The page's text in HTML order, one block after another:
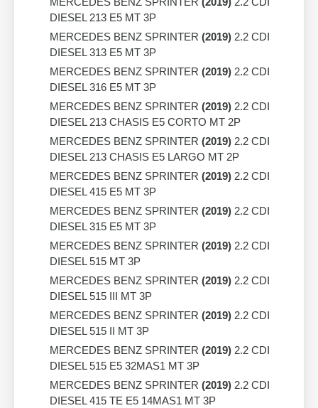
DIESEL 213 E5 MT 3P
MERCEDES BENZ SPRINTER (2019) 2.2 CDI
DIESEL 313 E5 MT 3P
MERCEDES BENZ SPRINTER (2019) 2.2 CDI
DIESEL 316 E5 MT 3P
MERCEDES BENZ SPRINTER (2019) 2.2 CDI
DIESEL 213 CHASIS E5 CORTO MT 2P
MERCEDES BENZ SPRINTER (2019) 2.2 CDI
DIESEL 213 CHASIS E5 LARGO MT 2P
MERCEDES BENZ SPRINTER (2019) 2.2 CDI
DIESEL 415 E5 MT 3P
MERCEDES BENZ SPRINTER (2019) 2.2 CDI
DIESEL 315 E5 MT 3P
MERCEDES BENZ SPRINTER (2019) 2.2 CDI
DIESEL 515 MT 3P
MERCEDES BENZ SPRINTER (2019) 2.2 CDI
DIESEL 515 III MT 3P
MERCEDES BENZ SPRINTER (2019) 2.2 CDI
DIESEL 515 II MT 3P
MERCEDES BENZ SPRINTER (2019) 2.2 CDI
DIESEL 515 E5 32MAS1 MT 3P
MERCEDES BENZ SPRINTER (2019) 2.2 CDI
DIESEL 415 TE E5 14MAS1 MT 3P